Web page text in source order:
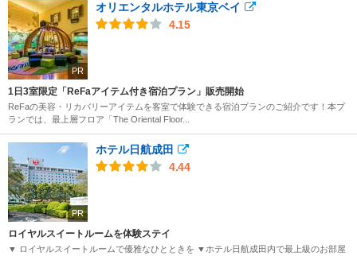
PR
オリエンタルホテル東京ベイ
4.15
1日3室限定「ReFaアイテム付き宿泊プラン」販売開始
ReFaの美容・リカバリーアイテムを客室で体験できる宿泊プランのご紹介です！本プ
ランでは、最上層フロア「The Oriental Floor...
PR
ホテル日航成田
4.44
ロイヤルスイートルームを体験ステイ
▼ ロイヤルスイートルームで優雅なひとときを ▼ホテル日航成田内で最上級のお部屋